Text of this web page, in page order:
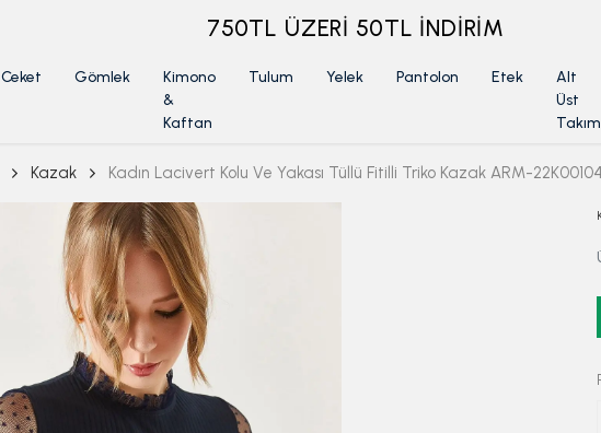
ÜYELİKSİZ SİPARİŞ İADE TALEBİ İÇİN TIKLA
Ceket Gömlek
Kimono
&
Kaftan
Tulum Yelek Pantolon Etek
Alt
Üst
Takım
Kazak Kadın Lacivert Kolu Ve Yakası Tüllü Fitilli Triko Kazak ARM-